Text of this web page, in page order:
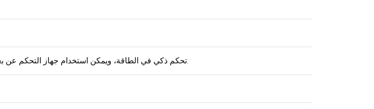
6+X/تحكم ذكي في الطاقة، ويمكن استخدام جهاز التحكم عن بعد لضبط السطوع ووضع العمل.